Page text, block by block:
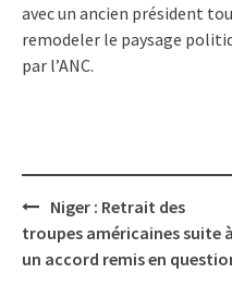
avec un ancien président
remodeler le paysage
par l’ANC.
Post
navigation
Niger : Retrait des
troupes américaines suite à
un accord remis en